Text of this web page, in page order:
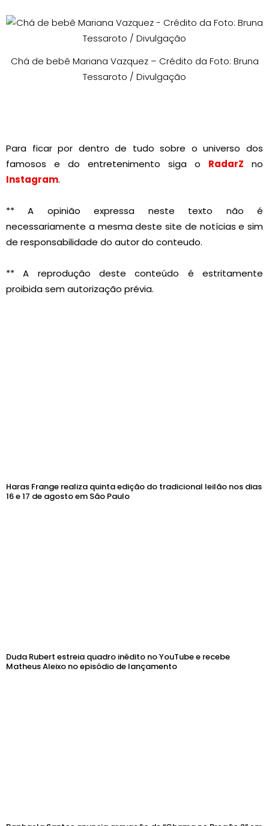
Chá de bebê Mariana Vazquez – Crédito da Foto: Bruna
Tessaroto / Divulgação
Para ficar por dentro de tudo sobre o universo dos
famosos e do entretenimento siga o RadarZ no
Instagram.
** A opinião expressa neste texto não é
necessariamente a mesma deste site de notícias e sim
de responsabilidade do autor do conteudo.
** A reprodução deste conteúdo é estritamente
proibida sem autorização prévia.
Haras Frange realiza quinta edição do tradicional leilão nos dias
16 e 17 de agosto em São Paulo
Duda Rubert estreia quadro inédito no YouTube e recebe
Matheus Aleixo no episódio de lançamento